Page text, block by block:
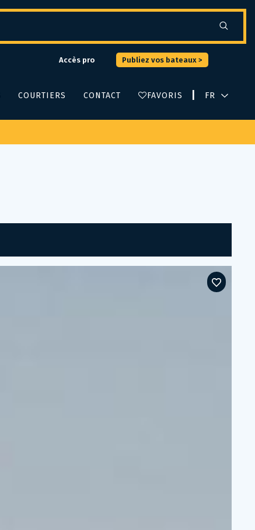
Accès pro Publiez vos bateaux >
COURTIERS CONTACT FAVORIS